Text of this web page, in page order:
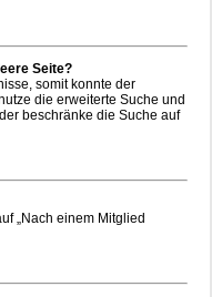
Seite?
somit konnte der
die erweiterte Suche und
beschränke die Suche auf
„Nach einem Mitglied